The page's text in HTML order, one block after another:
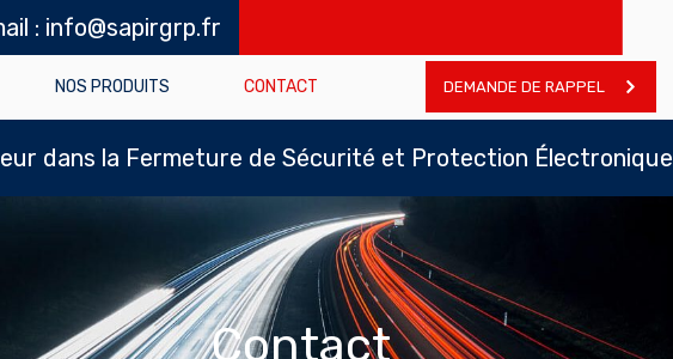
: info@sapirgrp.fr
NOS PRODUITS CONTACT DEMANDE DE RAPPEL
dans la Fermeture de Sécurité et Protection Électronique
Contact